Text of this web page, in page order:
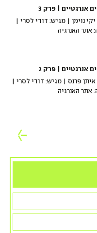
אנרגטיים | פרק 3
יקי נוימן | מגיש: דודי לסרי |
אתר האנרגיה
אנרגטיים | פרק 2
איתן פרנס | מגיש: דודי לסרי |
אתר האנרגיה